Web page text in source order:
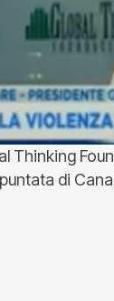
Thinking
di